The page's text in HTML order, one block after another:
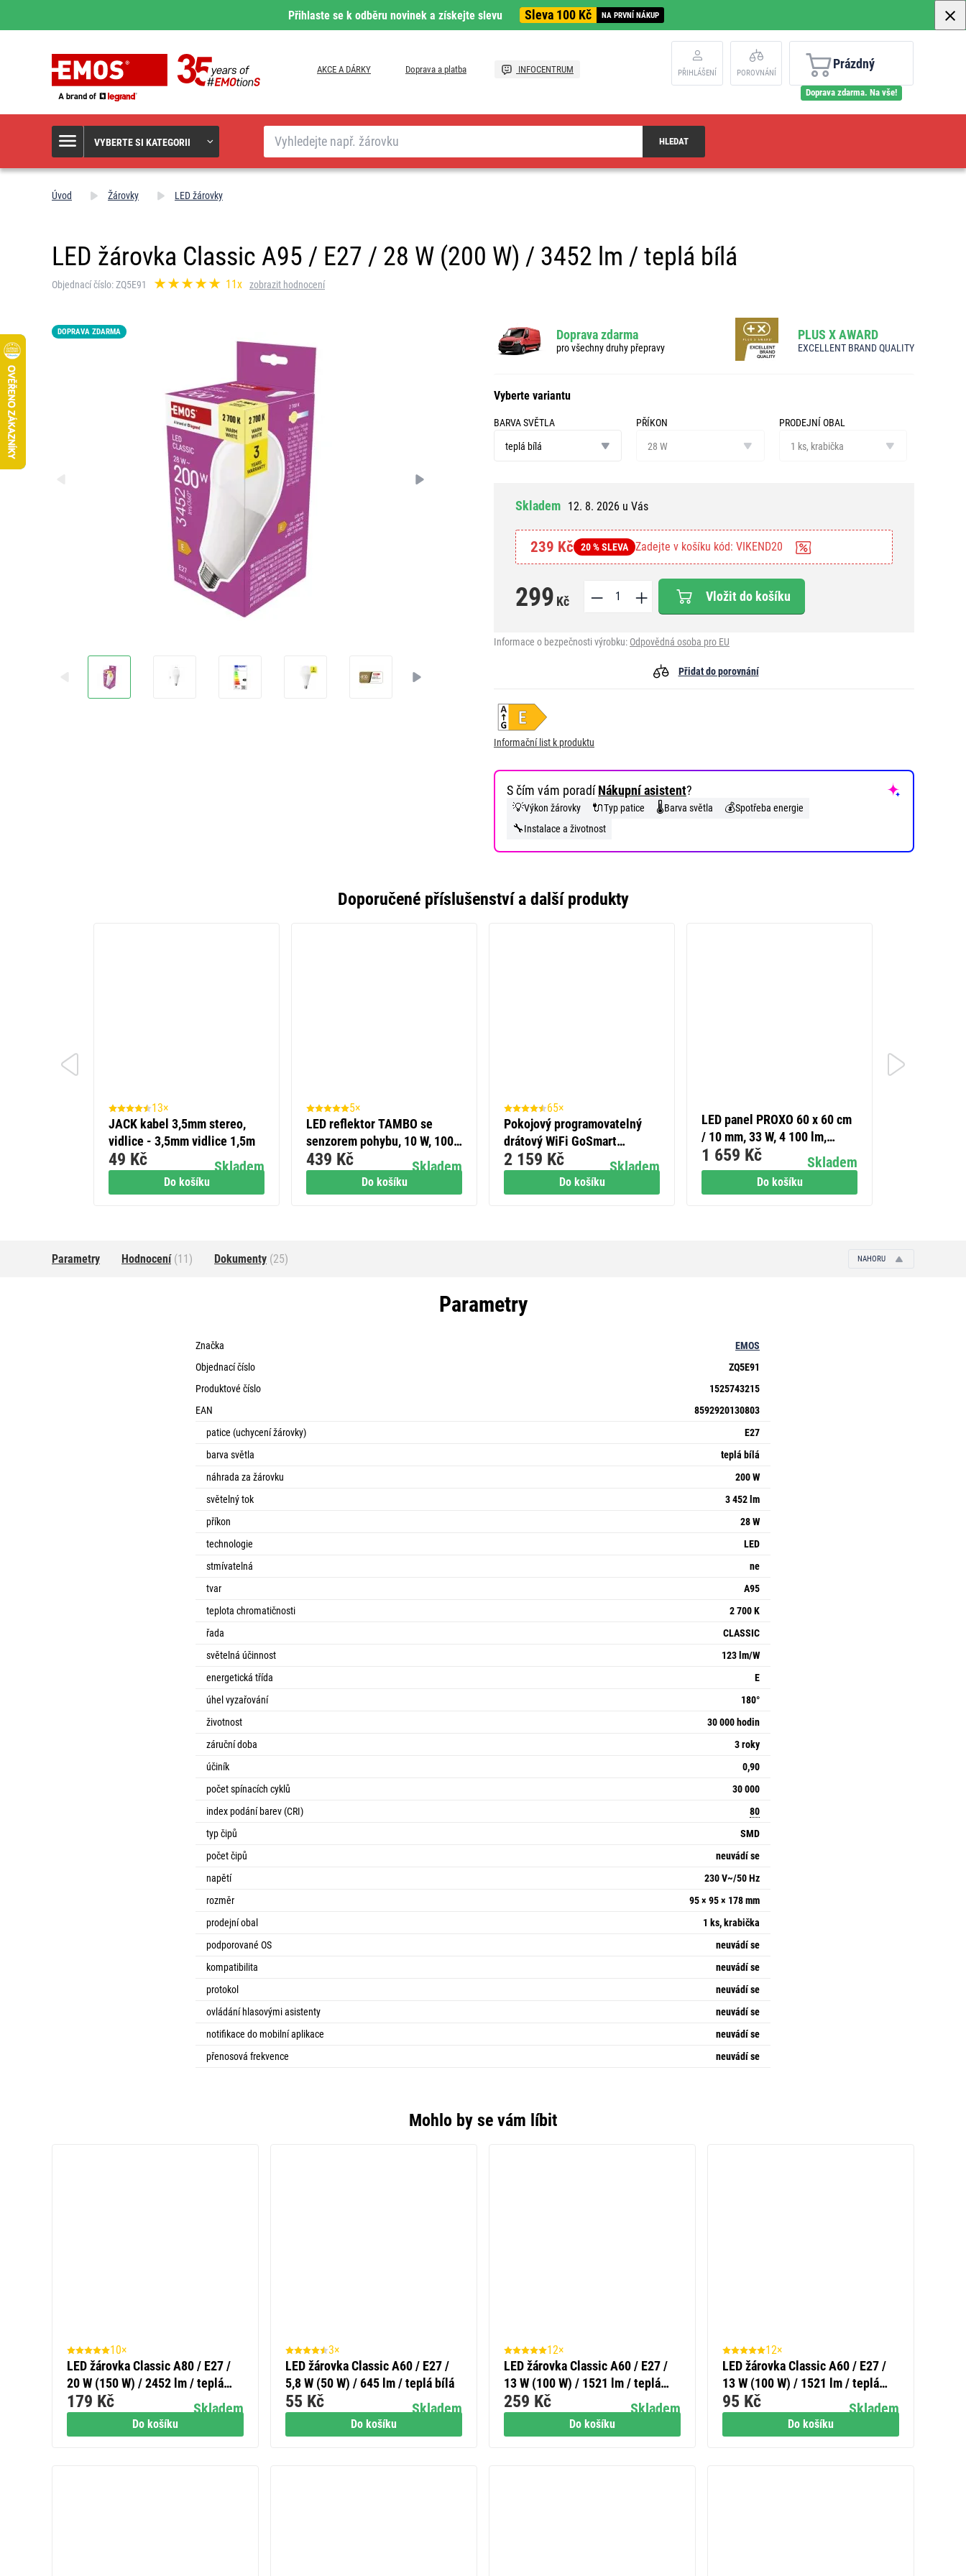
Přihlaste se k odběru novinek a získejte slevu Sleva 100 Kč NA PRVNÍ NÁKUP
AKCE A DÁRKY Doprava a platba INFOCENTRUM PŘIHLÁŠENÍ POROVNÁNÍ
Prázdný
Doprava zdarma. Na vše!
VYBERTE SI KATEGORII
Hledat
HLEDAT
Úvod Žárovky LED žárovky
LED žárovka Classic A95 / E27 / 28 W (200 W) / 3452 lm / teplá bílá
Objednací číslo: ZQ5E91 11x zobrazit hodnocení
DOPRAVA ZDARMA Doprava zdarma
pro všechny druhy přepravy
PLUS X AWARD
EXCELLENT BRAND QUALITY
Vyberte variantu
BARVA SVĚTLA
světla
teplá bílá
PŘÍKON
28 W
PRODEJNÍ OBAL
obal1 ks, krabička
Skladem 12. 8. 2026 u Vás
239 Kč 20 % SLEVA Zadejte v košíku kód: VIKEND20
299 Kč Vložit do košíku
Informace o bezpečnosti výrobku: Odpovědná osoba pro EU
Přidat do porovnání
Informační list k produktu
S čím vám poradíNákupní asistent?
💡Výkon žárovky 🔌Typ patice 🌡️Barva světla 💰Spotřeba energie
🔧Instalace a životnost
Doporučené příslušenství a další produkty
Do košíku
13×
JACK kabel 3,5mm stereo,
vidlice - 3,5mm vidlice 1,5m
Skladem
49 Kč
Do košíku
5×
LED reflektor TAMBO se
senzorem pohybu, 10 W, 1000
lm, černý
Skladem
439 Kč
Do košíku
65×
Pokojový programovatelný
drátový WiFi GoSmart
termostat P56201
Skladem
2 159 Kč
Do košíku
LED panel PROXO 60 x 60 cm
/ 10 mm, 33 W, 4 100 lm,
vestavný, neutrální bílá,
UGR<19, IP21
Skladem
1 659 Kč
Parametry Hodnocení(11) Dokumenty (25) NAHORU
Parametry
Značka
EMOS
Objednací číslo
ZQ5E91
Produktové číslo
1525743215
EAN
8592920130803
patice (uchycení žárovky)
E27
barva světla
teplá bílá
náhrada za žárovku
200 W
světelný tok
3 452 lm
příkon
28 W
technologie
LED
stmívatelná
ne
tvar
A95
teplota chromatičnosti
2 700 K
řada
CLASSIC
světelná účinnost
123 lm/W
energetická třída
E
úhel vyzařování
180°
životnost
30 000 hodin
záruční doba
3 roky
účiník
0,90
počet spínacích cyklů
30 000
index podání barev (CRI)
80
typ čipů
SMD
počet čipů
neuvádí se
napětí
230 V~/50 Hz
rozměr
95 × 95 × 178 mm
prodejní obal
1 ks, krabička
podporované OS
neuvádí se
kompatibilita
neuvádí se
protokol
neuvádí se
ovládání hlasovými asistenty
neuvádí se
notifikace do mobilní aplikace
neuvádí se
přenosová frekvence
neuvádí se
Mohlo by se vám líbit
Do košíku
10×
LED žárovka Classic A80 / E27 /
20 W (150 W) / 2452 lm / teplá
bílá
Skladem
179 Kč
Do košíku
3×
LED žárovka Classic A60 / E27 /
5,8 W (50 W) / 645 lm / teplá bílá
Skladem
55 Kč
Do košíku
12×
LED žárovka Classic A60 / E27 /
13 W (100 W) / 1521 lm / teplá
bílá
Skladem
259 Kč
Do košíku
12×
LED žárovka Classic A60 / E27 /
13 W (100 W) / 1521 lm / teplá
bílá
Skladem
95 Kč